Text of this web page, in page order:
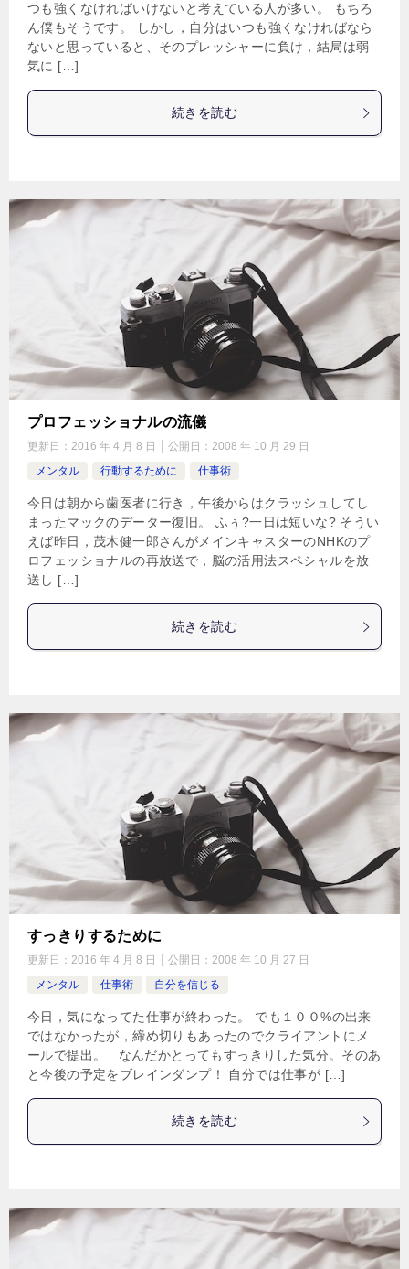
つも強くなければいけないと考えている人が多い。 もちろ
ん僕もそうです。 しかし，自分はいつも強くなければなら
ないと思っていると、そのプレッシャーに負け，結局は弱
気に […]
続きを読む
プロフェッショナルの流儀
更新日： 2016 年 4 月 8 日 公開日： 2008 年 10 月 29 日
メンタル
行動するために 仕事術
今日は朝から歯医者に行き，午後からはクラッシュしてし
まったマックのデーター復旧。 ふぅ?一日は短いな? そうい
えば昨日，茂木健一郎さんがメインキャスターのNHKのプ
ロフェッショナルの再放送で，脳の活用法スペシャルを放
送し […]
続きを読む
すっきりするために
更新日： 2016 年 4 月 8 日 公開日： 2008 年 10 月 27 日
メンタル
仕事術 自分を信じる
今日，気になってた仕事が終わった。 でも１００%の出来
ではなかったが，締め切りもあったのでクライアントにメ
ールで提出。 なんだかとってもすっきりした気分。そのあ
と今後の予定をブレインダンプ！ 自分では仕事が […]
続きを読む